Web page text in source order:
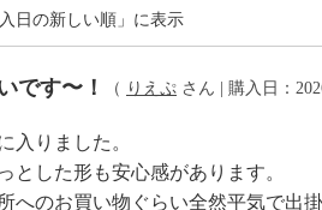
日の新しい順」に表示
です〜！ （ りえぷ さん | 購入日：
入りました。
とした形も安心感があります。
のお買い物ぐらい全然平気で出掛